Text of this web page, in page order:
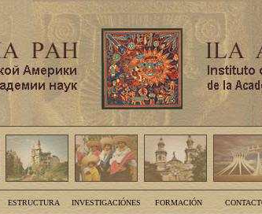
ESTRUCTURA INVESTIGACIÓNES FORMACIÓN